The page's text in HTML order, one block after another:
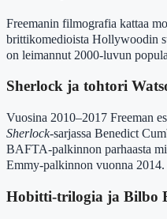
Freemanin filmografia kattaa
brittikomedioista Hollywoodin
on leimannut 2000-luvun
Sherlock ja tohtori
Vuosina 2010–2017 Freeman
Sherlock-sarjassa Benedict
BAFTA-palkinnon parhaasta
Emmy-palkinnon vuonna 2014.
Hobitti-trilogia ja Bilbo